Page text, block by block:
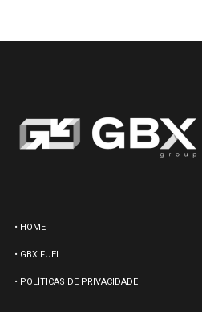
• HOME
• GBX FUEL
• POLÍTICAS DE PRIVACIDADE